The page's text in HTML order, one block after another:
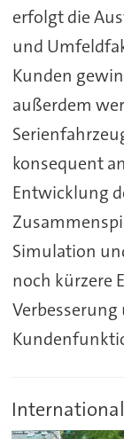
erfolgt die
und
Kunden
außerdem
konsequent
Entwicklung
Simulation
noch kürzere